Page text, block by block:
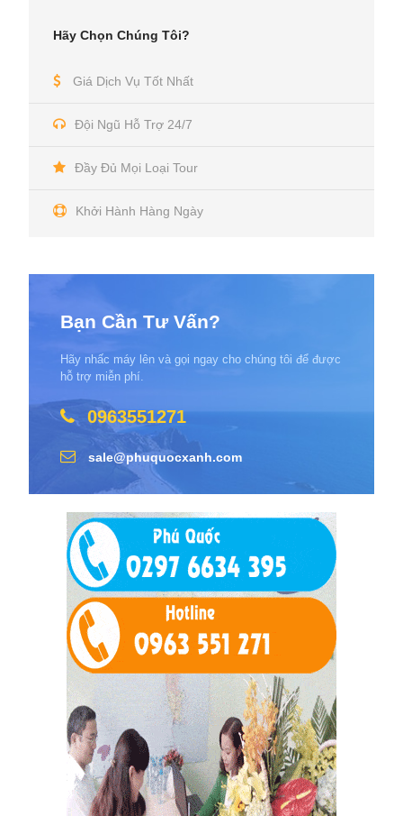
Hãy Chọn Chúng Tôi?
Giá Dịch Vụ Tốt Nhất
Đội Ngũ Hỗ Trợ 24/7
Đầy Đủ Mọi Loại Tour
Khởi Hành Hàng Ngày
Bạn Cần Tư Vấn?
Hãy nhấc máy lên và gọi ngay cho chúng tôi để được
hỗ trợ miễn phí.
0963551271
sale@phuquocxanh.com